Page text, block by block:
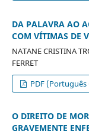
DA PALAVRA AO
COM VÍTIMAS DE
NATANE CRISTINA
FERRET
PDF (Português
O DIREITO DE
GRAVEMENTE